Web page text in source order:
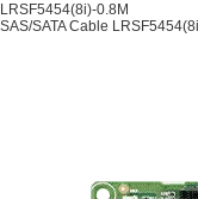
LRSF5454(8i)-0.8M
SAS/SATA Cable